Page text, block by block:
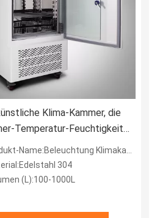
Klima-Kammer, die
Temperatur-Feuchtigkeit
beleuchtet
Name:Beleuchtung Klimakammer
304
(L):100-1000L